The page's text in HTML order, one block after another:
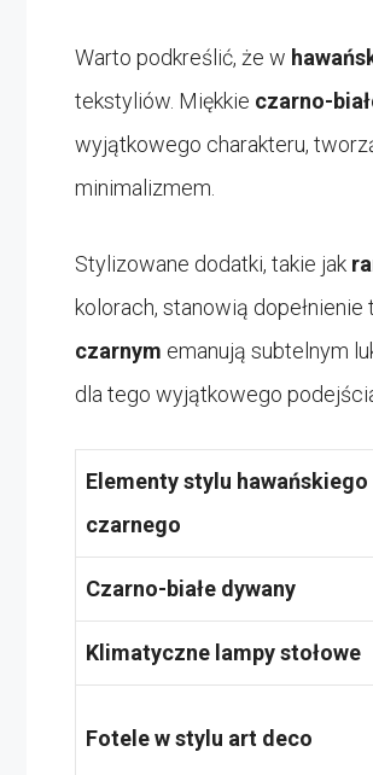
Warto podkreślić, że w
tekstyliów. Miękkie czarno-
wyjątkowego charakteru,
minimalizmem.
Stylizowane dodatki, takie jak
kolorach, stanowią
czarnym emanują subtelnym
dla tego wyjątkowego
Elementy stylu
czarnego
Czarno-białe dywany
Klimatyczne lampy stołowe
Fotele w stylu art deco